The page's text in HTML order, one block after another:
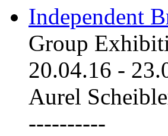
Independent
Group
20.04.16 -
Aurel
----------